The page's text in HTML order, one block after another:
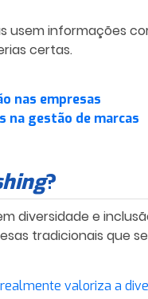
usem informações
certas.
nas empresas
na gestão de marcas
?
diversidade e
tradicionais que
valoriza a